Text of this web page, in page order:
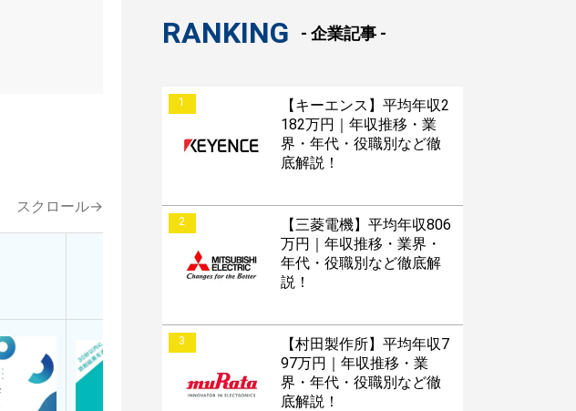
スクロール→
今すぐESを
RANKING - 企業記事 -
1
【キーエンス】平均年収2
182万円｜年収推移・業
界・年代・役職別など徹
底解説！
2
【三菱電機】平均年収806
万円｜年収推移・業界・
年代・役職別など徹底解
説！
3
【村田製作所】平均年収7
97万円｜年収推移・業
界・年代・役職別など徹
底解説！